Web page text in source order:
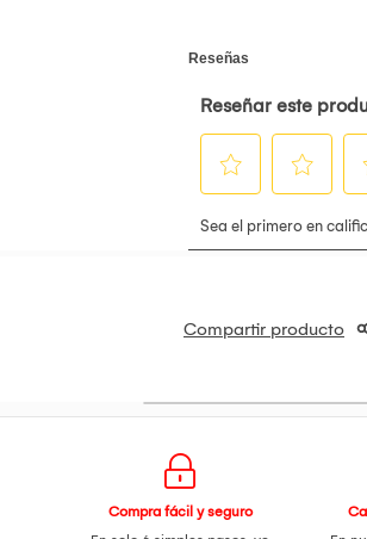
Estabilizador de
Clave definida por el
Ahorro inteligente de
POTENCIA
Tipo Alimentación
Consumo de
INFO
Nombre del
DisplayPort SÍ(1 c/u)
Tamaño [Pulgada]
Tamaño [cm] 60.4
Tamaño del píxel
Compartir producto
Compra fácil y seguro